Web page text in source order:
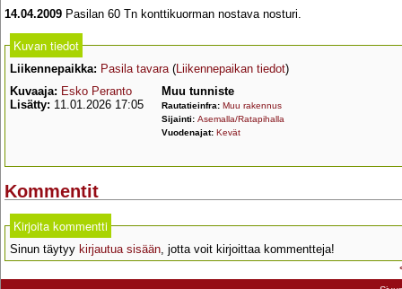
14.04.2009 Pasilan 60 Tn konttikuorman nostava nosturi.
Kuvan tiedot
Liikennepaikka: Pasila tavara(Liikennepaikan tiedot)
Kuvaaja: Esko Peranto
Lisätty: 11.01.2026 17:05
Muu tunniste
Rautatieinfra: Muu rakennus
Sijainti: Asemalla/Ratapihalla
Vuodenajat: Kevät
Kommentit
Kirjoita kommentti
Sinun täytyy kirjautua sisään, jotta voit kirjoittaa kommentteja!